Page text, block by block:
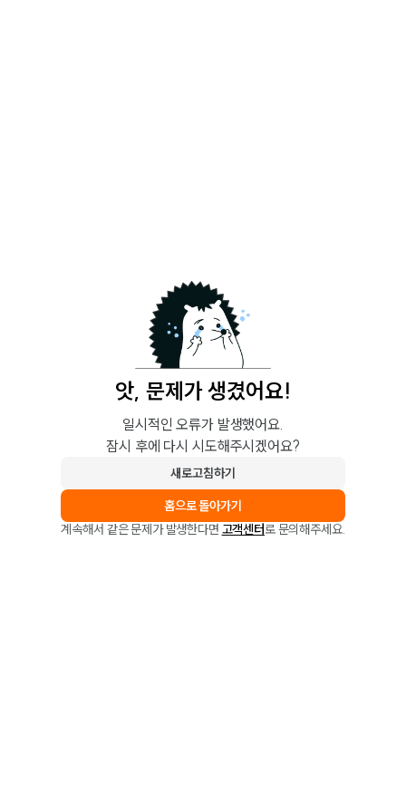
앗, 문제가 생겼어요!
일시적인 오류가 발생했어요.
잠시 후에 다시 시도해주시겠어요?
새로고침하기
홈으로 돌아가기
계속해서 같은 문제가 발생한다면 고객센터로 문의해주세요.